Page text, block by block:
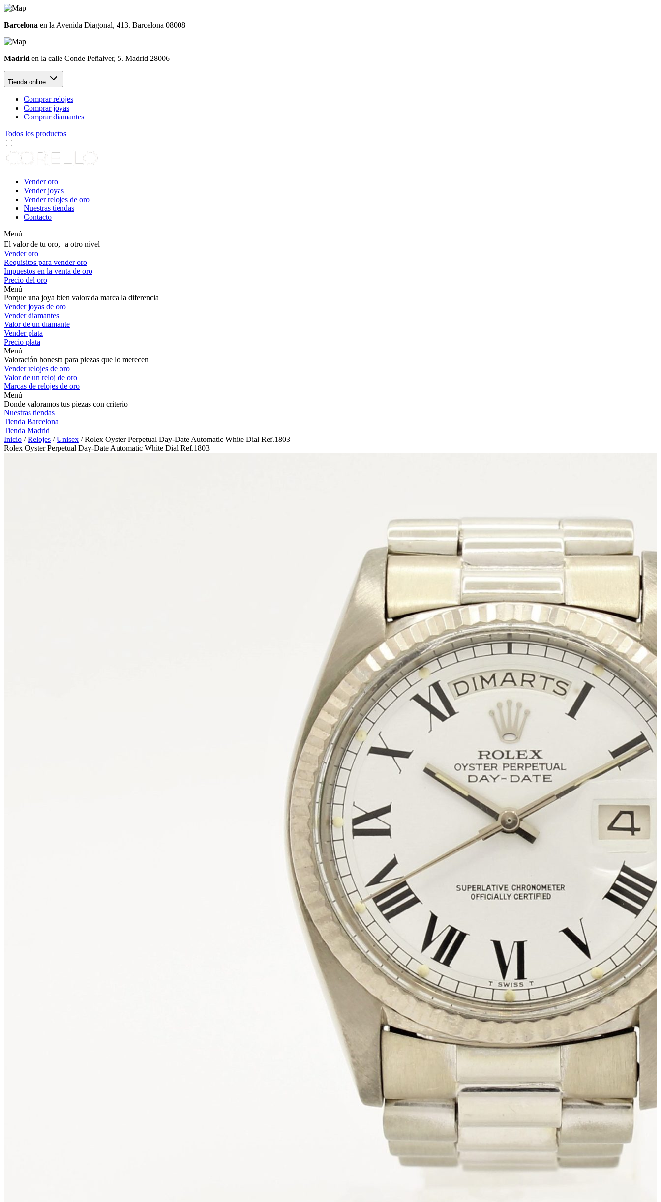
Barcelona en la Avenida Diagonal, 413. Barcelona 08008
Madrid en la calle Conde Peñalver, 5. Madrid 28006
Tienda online
Comprar relojes
Comprar joyas
Comprar diamantes
Todos los productos
Vender oro
Vender joyas
Vender relojes de oro
Nuestras tiendas
Contacto
Menú
El valor de tu oro, a otro nivel
Vender oro
Requisitos para vender oro
Impuestos en la venta de oro
Precio del oro
Menú
Porque una joya bien valorada marca la diferencia
Vender joyas de oro
Vender diamantes
Valor de un diamante
Vender plata
Precio plata
Menú
Valoración honesta para piezas que lo merecen
Vender relojes de oro
Valor de un reloj de oro
Marcas de relojes de oro
Menú
Donde valoramos tus piezas con criterio
Nuestras tiendas
Tienda Barcelona
Tienda Madrid
Inicio /Relojes /Unisex / Rolex Oyster Perpetual Day-Date Automatic White Dial Ref.1803
Rolex Oyster Perpetual Day-Date Automatic White Dial Ref.1803